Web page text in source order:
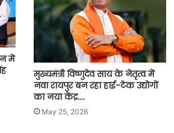
में
मुख्यमंत्री विष्णुदेव साय के नेतृत्व में
नवा रायपुर बन रहा हाई-टेक उद्योगों
का नया केंद्र….
May 25, 2026